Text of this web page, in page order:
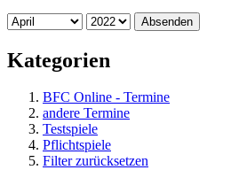
Absenden
Kategorien
BFC Online - Termine
andere Termine
Testspiele
Pflichtspiele
Filter zurücksetzen